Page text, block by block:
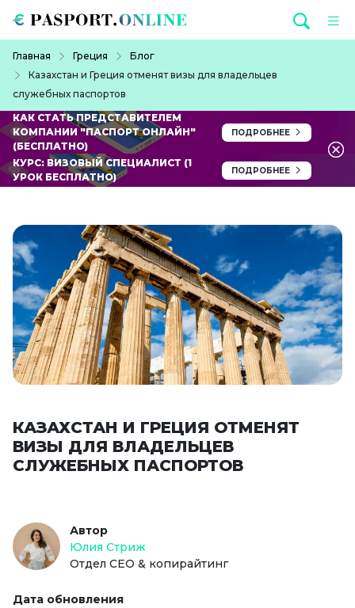
Главная Греция
Блог
Казахстан и Греция отменят визы для владельцев
служебных паспортов
КАК СТАТЬ ПРЕДСТАВИТЕЛЕМ
КОМПАНИИ "ПАСПОРТ ОНЛАЙН"
(БЕСПЛАТНО)
ПОДРОБНЕЕ
КУРС: ВИЗОВЫЙ СПЕЦИАЛИСТ (1
УРОК БЕСПЛАТНО)
ПОДРОБНЕЕ
КАЗАХСТАН И ГРЕЦИЯ ОТМЕНЯТ
ВИЗЫ ДЛЯ ВЛАДЕЛЬЦЕВ
СЛУЖЕБНЫХ ПАСПОРТОВ
Автор
Юлия Стриж
Отдел СЕО & копирайтинг
Дата обновления